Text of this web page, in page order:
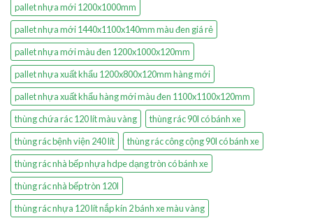
pallet nhựa mới 1200x1000mm
pallet nhựa mới 1440x1100x140mm màu đen giá rẻ
pallet nhựa mới màu đen 1200x1000x120mm
pallet nhựa xuất khẩu 1200x800x120mm hàng mới
pallet nhựa xuất khẩu hàng mới màu đen 1100x1100x120mm
thùng chứa rác 120 lít màu vàng
thùng rác 90l có bánh xe
thùng rác bệnh viện 240 lít
thùng rác công cộng 90l có bánh xe
thùng rác nhà bếp nhựa hdpe dạng tròn có bánh xe
thùng rác nhà bếp tròn 120l
thùng rác nhựa 120 lít nắp kín 2 bánh xe màu vàng